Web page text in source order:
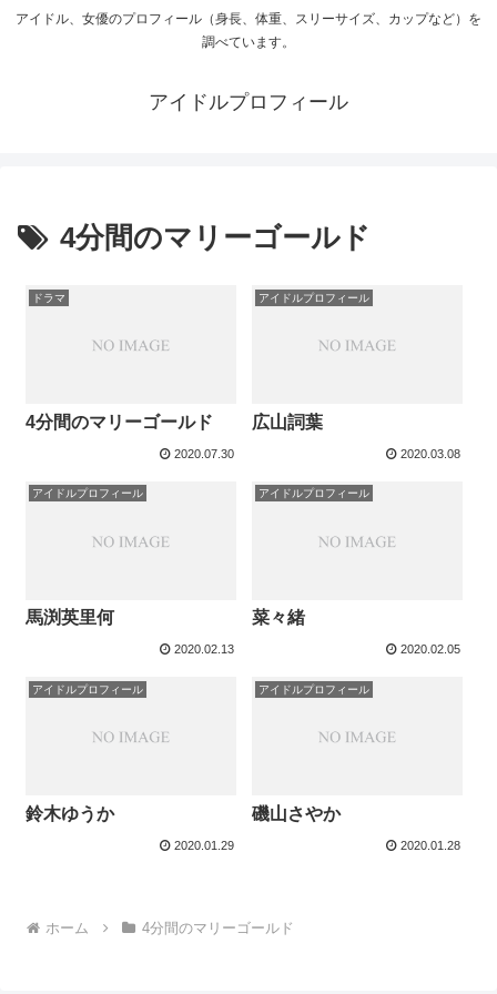
アイドル、女優のプロフィール（身長、体重、スリーサイズ、カップなど）を
調べています。
アイドルプロフィール
4分間のマリーゴールド
ドラマ
4分間のマリーゴールド
2020.07.30
アイドルプロフィール
広山詞葉
2020.03.08
アイドルプロフィール
馬渕英里何
2020.02.13
アイドルプロフィール
菜々緒
2020.02.05
アイドルプロフィール
鈴木ゆうか
2020.01.29
アイドルプロフィール
磯山さやか
2020.01.28
ホーム 4分間のマリーゴールド